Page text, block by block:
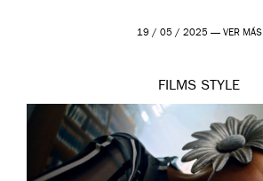
19 / 05 / 2025 — VER MÁS
FILMS STYLE